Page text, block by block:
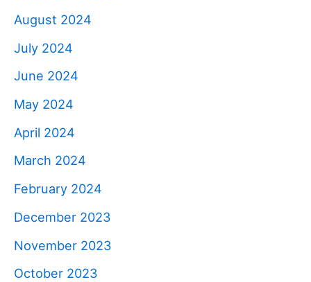
August 2024
July 2024
June 2024
May 2024
April 2024
March 2024
February 2024
December 2023
November 2023
October 2023